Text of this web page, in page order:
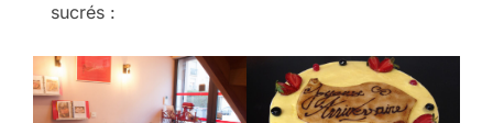
sucrés :